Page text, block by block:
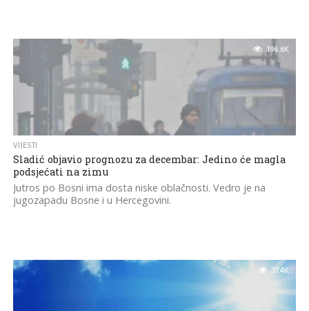
196.6K
VIJESTI
Sladić objavio prognozu za decembar: Jedino će magla
podsjećati na zimu
Jutros po Bosni ima dosta niske oblačnosti. Vedro je na
jugozapadu Bosne i u Hercegovini.
17.4K